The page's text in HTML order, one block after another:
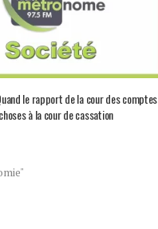
le rapport de la cour des comptes
à la cour de cassation